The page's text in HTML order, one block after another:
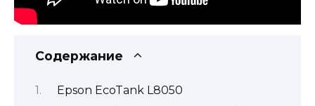
Содержание
Epson EcoTank L8050